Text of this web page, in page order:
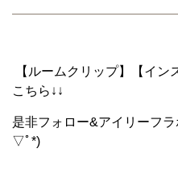
【ルームクリップ】【イン
こちら↓↓
是非フォロー&アイリーフ
▽ﾟ*)